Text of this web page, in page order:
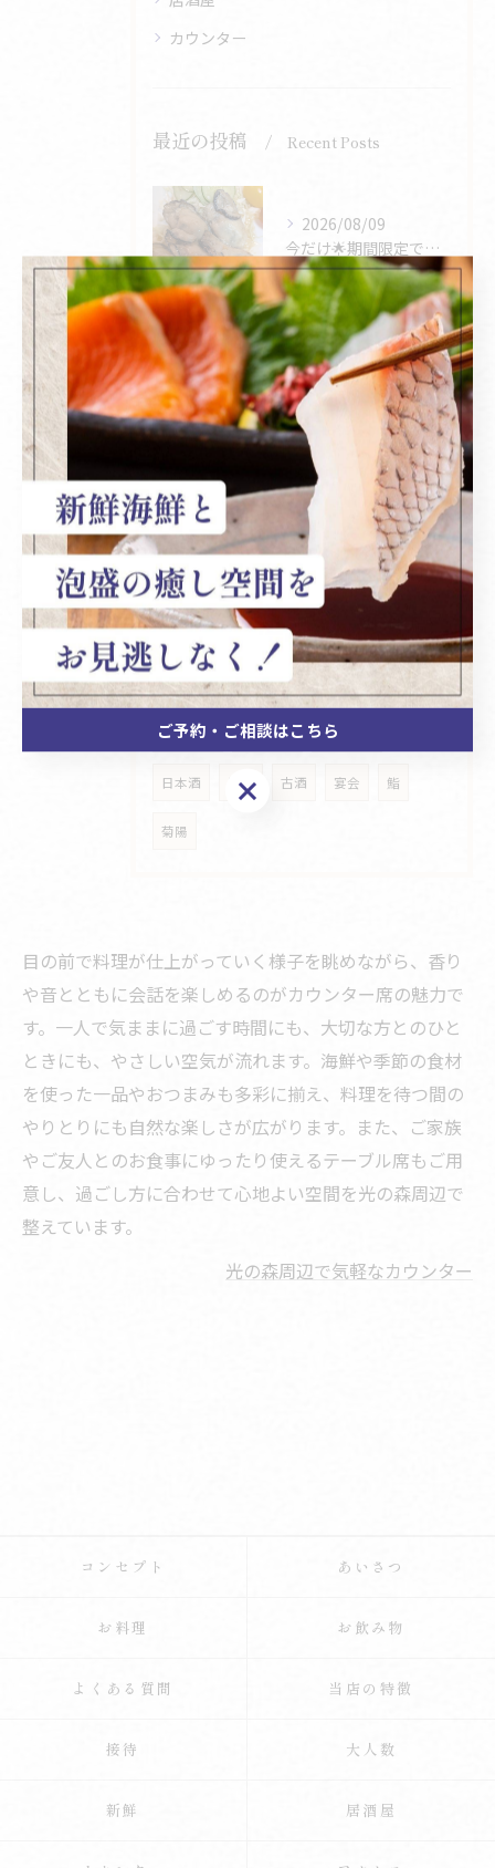
カウンター
最近の投稿 Recent Posts
2026/08/09
今だけ🌟期間限定で休まず営業します。
2026/08/07
海の恵みを味わうチャンス🌊
2026/08/06
特別な日を美味しさで彩ろう🎉
タグ Tags
ランチ 光の森
琉球珍味 おつまみ 天然食材
日本酒 泡盛 古酒 宴会 鮨
菊陽
目の前で料理が仕上がっていく様子を眺めながら、香り
や音とともに会話を楽しめるのがカウンター席の魅力で
す。一人で気ままに過ごす時間にも、大切な方とのひと
ときにも、やさしい空気が流れます。海鮮や季節の食材
を使った一品やおつまみも多彩に揃え、料理を待つ間の
やりとりにも自然な楽しさが広がります。また、ご家族
やご友人とのお食事にゆったり使えるテーブル席もご用
意し、過ごし方に合わせて心地よい空間を光の森周辺で
整えています。
光の森周辺で気軽なカウンター
コンセプト あいさつ
お料理 お飲み物
よくある質問 当店の特徴
接待 大人数
新鮮 居酒屋
ご予約・ご相談はこちら
ご予約・ご相談はこちら